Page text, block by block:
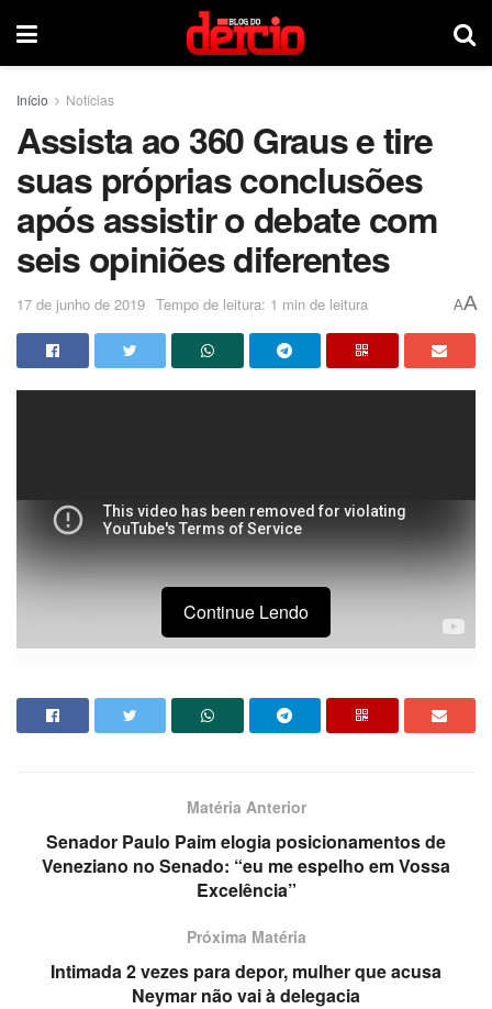
Início Notícias
Assista ao 360 Graus e tire
suas próprias conclusões
após assistir o debate com
seis opiniões diferentes
17 de junho de 2019 Tempo de leitura: 1 min de leitura AA
Continue Lendo
Matéria Anterior
Senador Paulo Paim elogia posicionamentos de
Veneziano no Senado: “eu me espelho em Vossa
Excelência”
Próxima Matéria
Intimada 2 vezes para depor, mulher que acusa
Neymar não vai à delegacia